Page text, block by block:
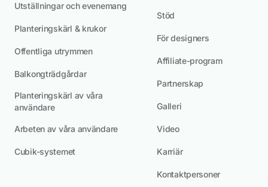
Utställningar och evenemang
Planteringskärl & krukor
Offentliga utrymmen
Balkongträdgårdar
Planteringskärl av våra
användare
Arbeten av våra användare
Cubik-systemet
Stöd
För designers
Affiliate-program
Partnerskap
Galleri
Video
Karriär
Kontaktpersoner